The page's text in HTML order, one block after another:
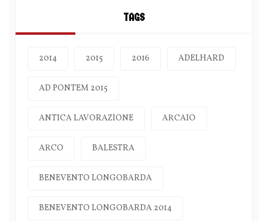
TAGS
2014 2015 2016 ADELHARD
AD PONTEM 2015
ANTICA LAVORAZIONE ARCAIO
ARCO BALESTRA
BENEVENTO LONGOBARDA
BENEVENTO LONGOBARDA 2014